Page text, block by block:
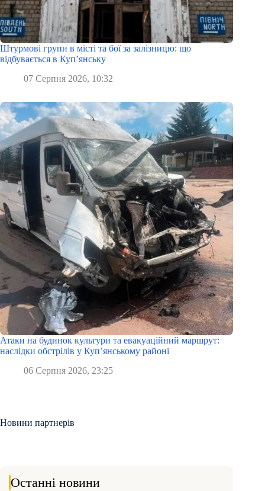
Штурмові групи в місті та бої за залізницю: що
відбувається в Куп’янську
07 Серпня 2026, 10:32
Атаки на будинок культури та евакуаційний маршрут:
наслідки обстрілів у Куп’янському районі
06 Серпня 2026, 23:25
Новини партнерів
Останні новини